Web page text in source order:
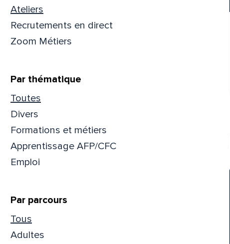
Ateliers
Recrutements en direct
Zoom Métiers
Par thématique
Toutes
Divers
Formations et métiers
Apprentissage AFP/CFC
Emploi
Par parcours
Tous
Adultes